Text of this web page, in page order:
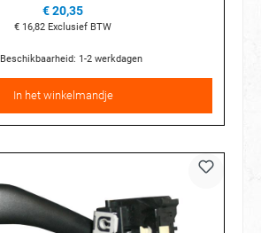
€ 20,35
€ 16,82 Exclusief BTW
Beschikbaarheid: 1-2 werkdagen
In het winkelmandje